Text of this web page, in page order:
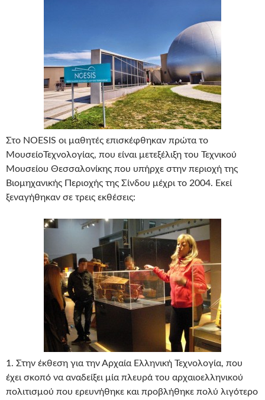
Στο NOESIS οι μαθητές επισκέφθηκαν πρώτα το
ΜουσείοΤεχνολογίας, που είναι μετεξέλιξη του Τεχνικού
Μουσείου Θεσσαλονίκης που υπήρχε στην περιοχή της
Βιομηχανικής Περιοχής της Σίνδου μέχρι το 2004. Εκεί
ξεναγήθηκαν σε τρεις εκθέσεις:
1. Στην έκθεση για την Αρχαία Ελληνική Τεχνολογία, που
έχει σκοπό να αναδείξει μία πλευρά του αρχαιοελληνικού
πολιτισμού που ερευνήθηκε και προβλήθηκε πολύ λιγότερο